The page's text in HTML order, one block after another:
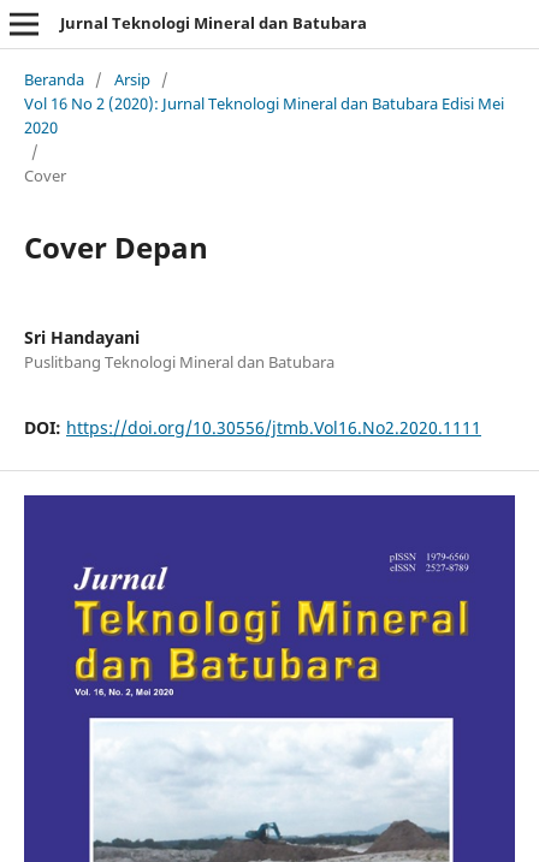
Jurnal Teknologi Mineral dan Batubara
Beranda / Arsip /
Vol 16 No 2 (2020): Jurnal Teknologi Mineral dan Batubara Edisi Mei
2020
/
Cover
Cover Depan
Sri Handayani
Puslitbang Teknologi Mineral dan Batubara
DOI: https://doi.org/10.30556/jtmb.Vol16.No2.2020.1111